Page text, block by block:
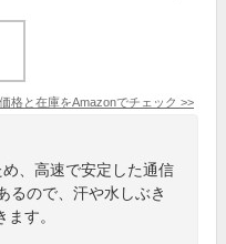
価格と在庫をAmazonでチェック >>
、高速で安定した通信
るので、汗や水しぶき
す。